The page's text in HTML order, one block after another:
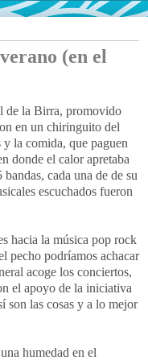
(en el
de la Birra, promovido
en un chiringuito del
y la comida, que paguen
donde el calor apretaba
cada una de de su
escuchados fueron
hacia la música pop rock
pecho podríamos achacar
acoge los conciertos,
el apoyo de la iniciativa
son las cosas y a lo mejor
humedad en el